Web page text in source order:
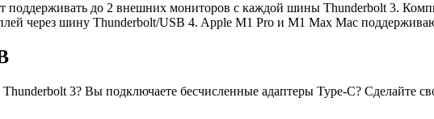
поддерживать до 2 внешних мониторов с каждой шины Thunderbolt 3.
через шину Thunderbolt/USB 4. Apple M1 Pro и M1 Max Mac
3? Вы подключаете бесчисленные адаптеры Type-C?